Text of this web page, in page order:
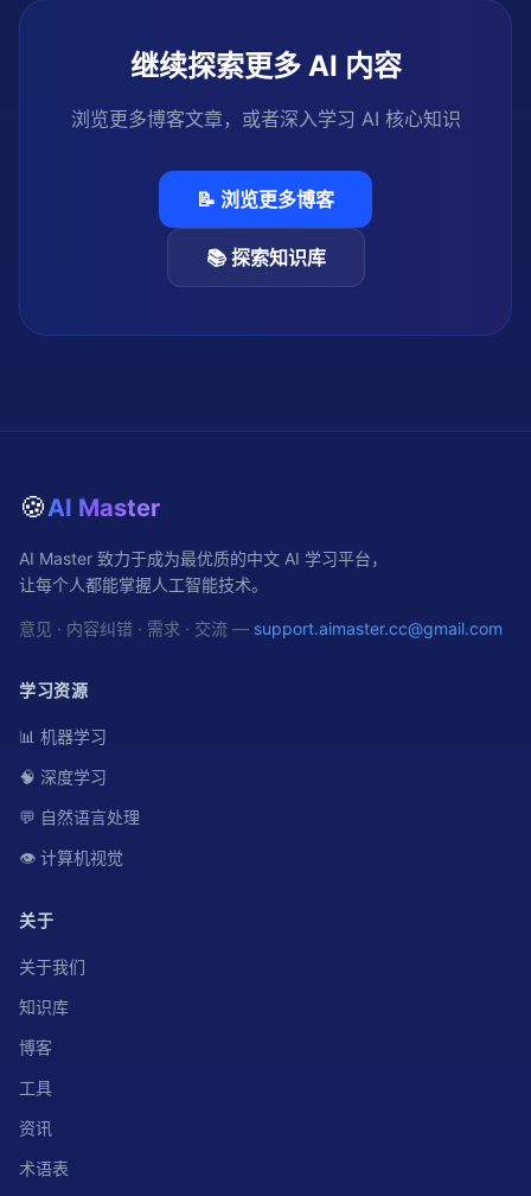
继续探索更多 AI 内容
浏览更多博客文章，或者深入学习 AI 核心知识
📝 浏览更多博客
📚 探索知识库
🍪AI Master
AI Master 致力于成为最优质的中文 AI 学习平台，
让每个人都能掌握人工智能技术。
意见 · 内容纠错 · 需求 · 交流 — support.aimaster.cc@gmail.com
学习资源
📊 机器学习
🧠 深度学习
💬 自然语言处理
👁️ 计算机视觉
关于
关于我们
知识库
博客
工具
资讯
术语表